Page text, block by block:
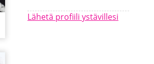
Lähetä profiili ystävillesi